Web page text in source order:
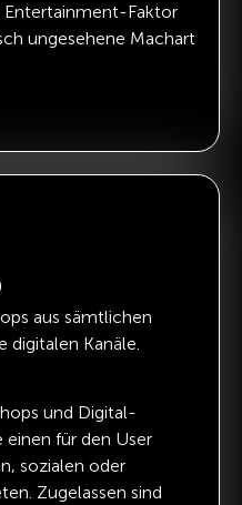
Faktor
ungesehene Machart
aus sämtlichen
digitalen Kanäle.
und Digital-
für den User
sozialen oder
Zugelassen sind